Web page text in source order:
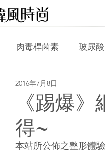
肉毒桿菌素 玻尿酸
拉提 雷射除毛
保養 時尚生活
《踢爆
得~
2016年7月8日
本站所公佈之整形體